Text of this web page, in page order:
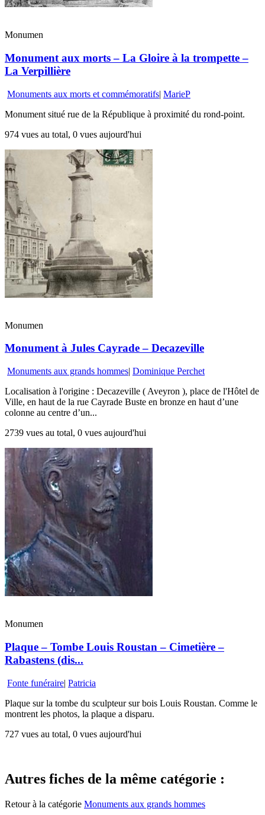
Monumen
Monument aux morts – La Gloire à la trompette –
La Verpillière
Monuments aux morts et commémoratifs| MarieP
Monument situé rue de la République à proximité du rond-point.
974 vues au total, 0 vues aujourd'hui
Monumen
Monument à Jules Cayrade – Decazeville
Monuments aux grands hommes| Dominique Perchet
Localisation à l'origine : Decazeville ( Aveyron ), place de l'Hôtel de
Ville, en haut de la rue Cayrade Buste en bronze en haut d’une
colonne au centre d’un...
2739 vues au total, 0 vues aujourd'hui
Monumen
Plaque – Tombe Louis Roustan – Cimetière –
Rabastens (dis...
Fonte funéraire| Patricia
Plaque sur la tombe du sculpteur sur bois Louis Roustan. Comme le
montrent les photos, la plaque a disparu.
727 vues au total, 0 vues aujourd'hui
Autres fiches de la même catégorie :
Retour à la catégorie Monuments aux grands hommes